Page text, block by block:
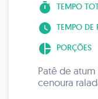
timer TEMPO
watch_later TEMPO DE
pie_chart PORÇÕES
Patê de
cenoura